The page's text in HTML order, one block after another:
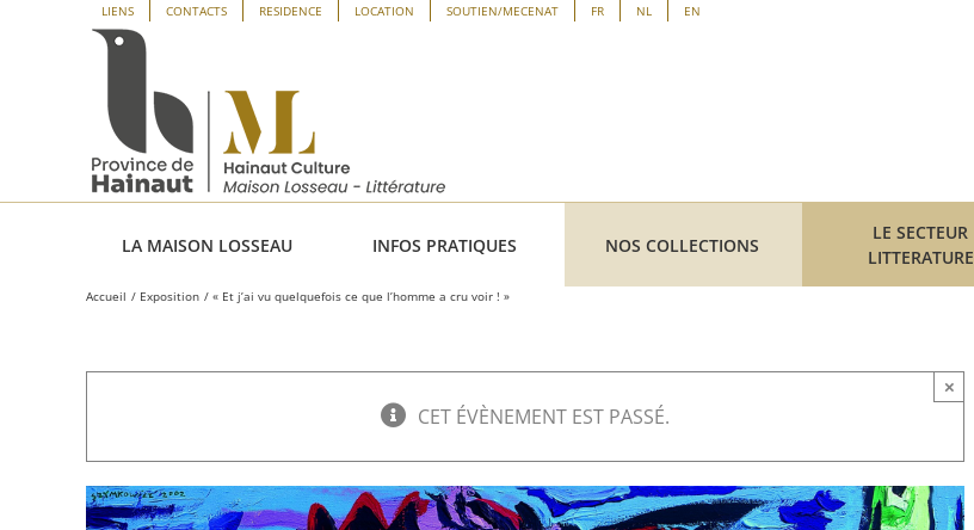
Panneau de gestion des cookies
LIENS CONTACTS RESIDENCE LOCATION SOUTIEN/MECENAT FR NL EN
LA MAISON LOSSEAU INFOS PRATIQUES NOS COLLECTIONS
LE SECTEUR
LITTERATURE
Accueil Exposition « Et j’ai vu quelquefois ce que l’homme a cru voir ! »
CET ÉVÈNEMENT EST PASSÉ.
×